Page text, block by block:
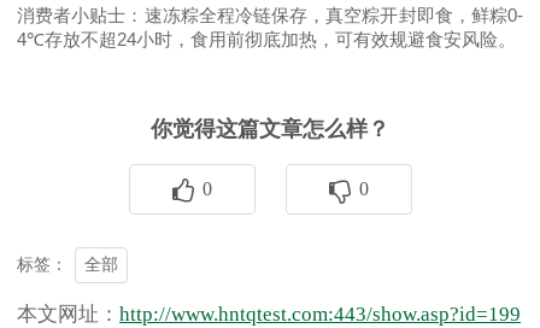
消费者小贴士 ：速冻粽全程冷链保存，真空粽开封即食，鲜粽0-
4℃存放不超24小时，食用前彻底加热，可有效规避食安风险。
你觉得这篇文章怎么样？
0 0
标签： 全部
本文网址： http://www.hntqtest.com:443/show.asp?id=199